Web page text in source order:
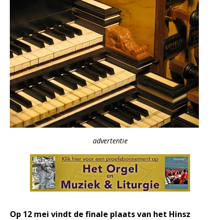
advertentie
Op 12 mei vindt de finale plaats van het Hinsz